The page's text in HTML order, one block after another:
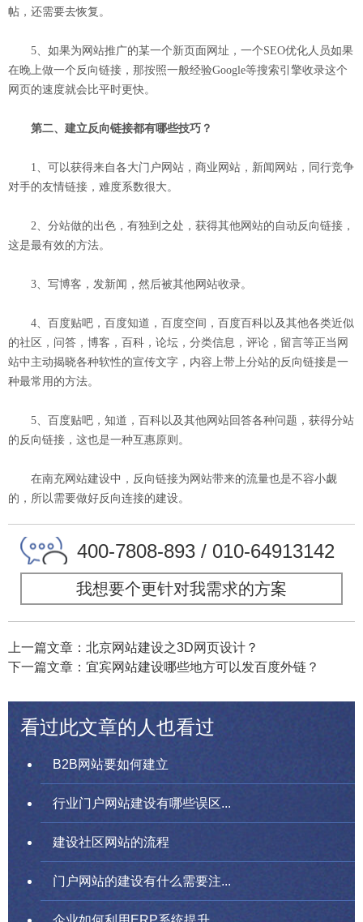
帖，还需要去恢复。
5、如果为网站推广的某一个新页面网址，一个SEO优化人员如果
在晚上做一个反向链接，那按照一般经验Google等搜索引擎收录这个
网页的速度就会比平时更快。
第二、建立反向链接都有哪些技巧？
1、可以获得来自各大门户网站，商业网站，新闻网站，同行竞争
对手的友情链接，难度系数很大。
2、分站做的出色，有独到之处，获得其他网站的自动反向链接，
这是最有效的方法。
3、写博客，发新闻，然后被其他网站收录。
4、百度贴吧，百度知道，百度空间，百度百科以及其他各类近似
的社区，问答，博客，百科，论坛，分类信息，评论，留言等正当网
站中主动揭晓各种软性的宣传文字，内容上带上分站的反向链接是一
种最常用的方法。
5、百度贴吧，知道，百科以及其他网站回答各种问题，获得分站
的反向链接，这也是一种互惠原则。
在南充网站建设中，反向链接为网站带来的流量也是不容小觑
的，所以需要做好反向连接的建设。
400-7808-893 / 010-64913142
我想要个更针对我需求的方案
上一篇文章：北京网站建设之3D网页设计？
下一篇文章：宜宾网站建设哪些地方可以发百度外链？
看过此文章的人也看过
B2B网站要如何建立
行业门户网站建设有哪些误区...
建设社区网站的流程
门户网站的建设有什么需要注...